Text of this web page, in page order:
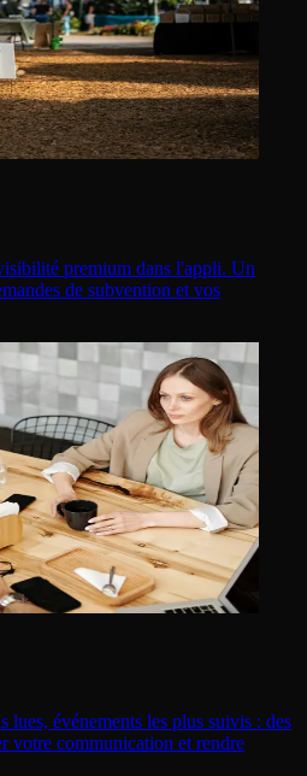
premium dans l'appli. Un
de subvention et vos
lues, événements les plus suivis : des
votre communication et rendre